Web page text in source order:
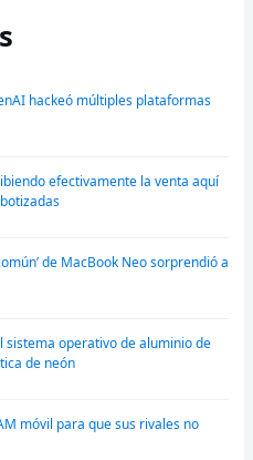
hackeó múltiples plataformas
efectivamente la venta aquí
de MacBook Neo sorprendió a
sistema operativo de aluminio de
de neón
móvil para que sus rivales no